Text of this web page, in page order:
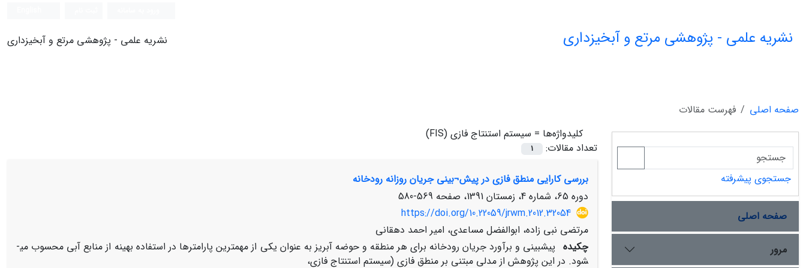
نشریه علمی - پژوهشی مرتع و آبخیزداری نشریه علمی - پژوهشی مرتع و آبخیزداری
صفحه اصلی
فهرست مقالات
کلیدواژه‌ها = سیستم استنتاج فازی (FIS)
تعداد مقالات:
1
بررسی کارایی منطق فازی در پیش¬بینی جریان روزانه رودخانه
دوره 65، شماره 4، زمستان 1391، صفحه
569-580
https://doi.org/10.22059/jrwm.2012.32054
مرتضی نبی زاده، ابوالفضل مساعدی، امیر احمد دهقانی
چکیده پیش­بینی و برآورد جریان رودخانه برای هر منطقه و حوضه آبریز به عنوان یکی از مهمترین پارامترها در استفاده بهینه از منابع آبی محسوب می­
شود. در این پژوهش از مدلی مبتنی بر منطق فازی (سیستم استنتاج فازی،
جستجوی پیشرفته
صفحه اصلی
مرور